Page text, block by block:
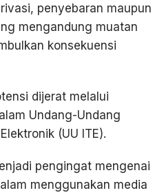
penyebaran maupun
mengandung muatan
konsekuensi
dijerat melalui
Undang-Undang
(UU ITE).
pengingat mengenai
menggunakan media